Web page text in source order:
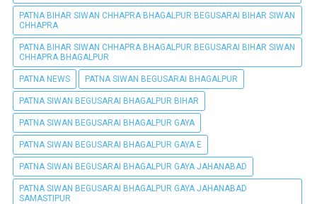
PATNA BIHAR SIWAN CHHAPRA BHAGALPUR BEGUSARAI BIHAR SIWAN
CHHAPRA
PATNA BIHAR SIWAN CHHAPRA BHAGALPUR BEGUSARAI BIHAR SIWAN
CHHAPRA BHAGALPUR
PATNA NEWS PATNA SIWAN BEGUSARAI BHAGALPUR
PATNA SIWAN BEGUSARAI BHAGALPUR BIHAR
PATNA SIWAN BEGUSARAI BHAGALPUR GAYA
PATNA SIWAN BEGUSARAI BHAGALPUR GAYA E
PATNA SIWAN BEGUSARAI BHAGALPUR GAYA JAHANABAD
PATNA SIWAN BEGUSARAI BHAGALPUR GAYA JAHANABAD
SAMASTIPUR